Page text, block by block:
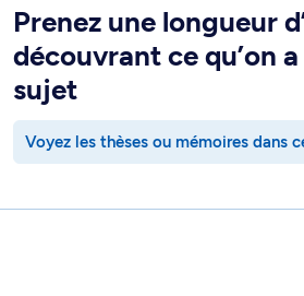
Prenez une longueur
découvrant ce qu’on
sujet
Voyez les thèses ou mémoires dans